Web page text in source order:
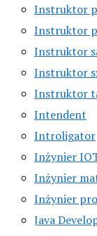
Instruktor
Instruktor
Instruktor
Instruktor
Instruktor
Intendent
Introligator
Inżynier
Inżynier
Inżynier
Java